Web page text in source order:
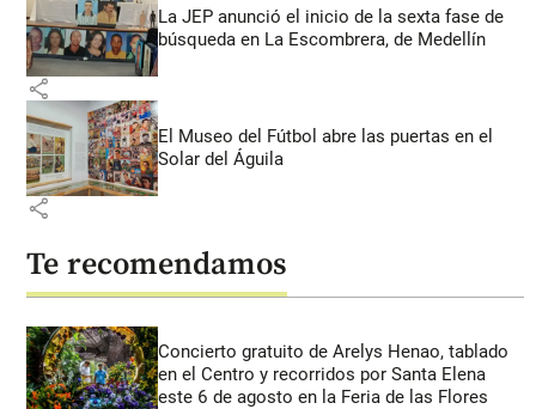
La JEP anunció el inicio de la sexta fase de
búsqueda en La Escombrera, de Medellín
share
El Museo del Fútbol abre las puertas en el
Solar del Águila
share
Te recomendamos
Concierto gratuito de Arelys Henao, tablado
en el Centro y recorridos por Santa Elena
este 6 de agosto en la Feria de las Flores